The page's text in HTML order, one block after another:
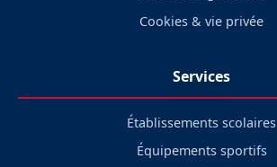
Cookies & vie privée
Services
Établissements scolaires
Équipements sportifs